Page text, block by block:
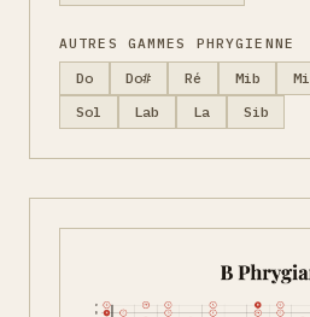
AUTRES GAMMES PHRYGIENNE
Do Do# Ré Mib Mi
Sol
Lab La Sib